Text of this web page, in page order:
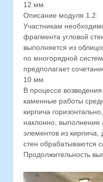
12 мм.
Описание модуля 1.2:
Участникам
фрагмента угловой
выполняется из
по многорядной
предполагает
10 мм.
В процессе
каменные работы
кирпича
наклонно, выполнение
элементов из кирпича,
стен обрабатываются
Продолжительность